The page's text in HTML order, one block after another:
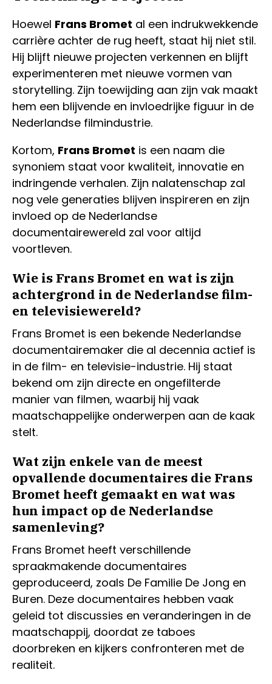
Hoewel Frans Bromet al een indrukwekkende
carrière achter de rug heeft, staat hij niet stil.
Hij blijft nieuwe projecten verkennen en blijft
experimenteren met nieuwe vormen van
storytelling. Zijn toewijding aan zijn vak maakt
hem een blijvende en invloedrijke figuur in de
Nederlandse filmindustrie.
Kortom, Frans Bromet is een naam die
synoniem staat voor kwaliteit, innovatie en
indringende verhalen. Zijn nalatenschap zal
nog vele generaties blijven inspireren en zijn
invloed op de Nederlandse
documentairewereld zal voor altijd
voortleven.
Wie is Frans Bromet en wat is zijn
achtergrond in de Nederlandse film-
en televisiewereld?
Frans Bromet is een bekende Nederlandse
documentairemaker die al decennia actief is
in de film- en televisie-industrie. Hij staat
bekend om zijn directe en ongefilterde
manier van filmen, waarbij hij vaak
maatschappelijke onderwerpen aan de kaak
stelt.
Wat zijn enkele van de meest
opvallende documentaires die Frans
Bromet heeft gemaakt en wat was
hun impact op de Nederlandse
samenleving?
Frans Bromet heeft verschillende
spraakmakende documentaires
geproduceerd, zoals De Familie De Jong en
Buren. Deze documentaires hebben vaak
geleid tot discussies en veranderingen in de
maatschappij, doordat ze taboes
doorbreken en kijkers confronteren met de
realiteit.